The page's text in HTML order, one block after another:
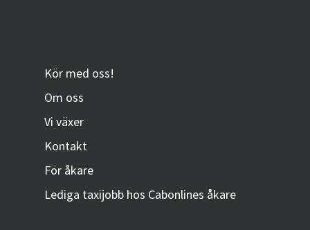
Kör med oss!
Om oss
Vi växer
Kontakt
För åkare
Lediga taxijobb hos Cabonlines åkare